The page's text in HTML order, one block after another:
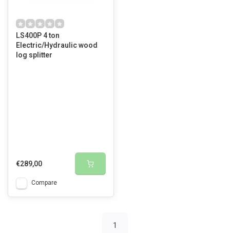
LS400P 4 ton
Electric/Hydraulic wood
log splitter
€289,00
Compare
1